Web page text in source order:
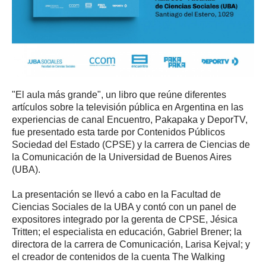
"El aula más grande", un libro que reúne diferentes
artículos sobre la televisión pública en Argentina en las
experiencias de canal Encuentro, Pakapaka y DeporTV,
fue presentado esta tarde por Contenidos Públicos
Sociedad del Estado (CPSE) y la carrera de Ciencias de
la Comunicación de la Universidad de Buenos Aires
(UBA).
La presentación se llevó a cabo en la Facultad de
Ciencias Sociales de la UBA y contó con un panel de
expositores integrado por la gerenta de CPSE, Jésica
Tritten; el especialista en educación, Gabriel Brener; la
directora de la carrera de Comunicación, Larisa Kejval; y
el creador de contenidos de la cuenta The Walking